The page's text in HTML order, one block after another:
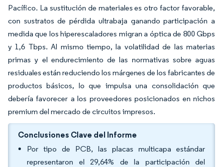
Pacífico. La sustitución de materiales es otro factor favorable,
con sustratos de pérdida ultrabaja ganando participación a
medida que los hiperescaladores migran a óptica de 800 Gbps
y 1,6 Tbps. Al mismo tiempo, la volatilidad de las materias
primas y el endurecimiento de las normativas sobre aguas
residuales están reduciendo los márgenes de los fabricantes de
productos básicos, lo que impulsa una consolidación que
debería favorecer a los proveedores posicionados en nichos
premium del mercado de circuitos impresos.
Conclusiones Clave del Informe
Por tipo de PCB, las placas multicapa estándar
representaron el 29,64% de la participación del